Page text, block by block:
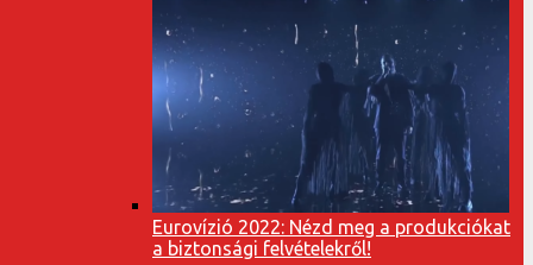
Eurovízió 2022: Nézd meg a produkciókat
a biztonsági felvételekről!